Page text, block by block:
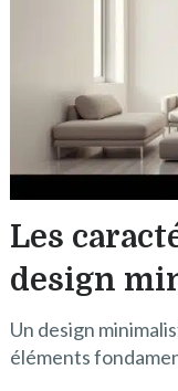
Les
design
Un design
éléments